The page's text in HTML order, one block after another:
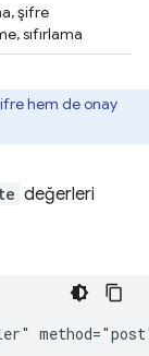
şifre
sıfırlama
hem de onay
değerleri